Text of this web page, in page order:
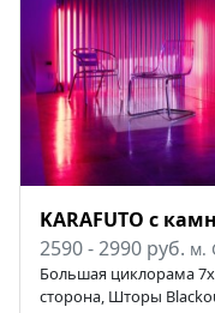
KARAFUTO c
2590 - 2990 руб. м.
Большая циклорама
сторона, Шторы